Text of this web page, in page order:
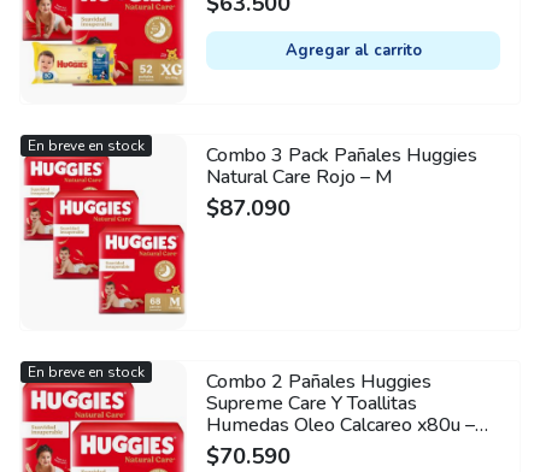
Agregar al carrito
Combo 3 Pack Pañales Huggies
Natural Care Rojo – M
$87.090
En breve en stock
Combo 2 Pañales Huggies
Supreme Care Y Toallitas
Humedas Oleo Calcareo x80u –
XG
$70.590
En breve en stock